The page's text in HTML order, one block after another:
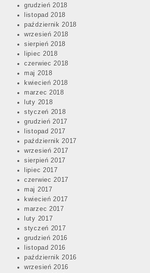
grudzień 2018
listopad 2018
październik 2018
wrzesień 2018
sierpień 2018
lipiec 2018
czerwiec 2018
maj 2018
kwiecień 2018
marzec 2018
luty 2018
styczeń 2018
grudzień 2017
listopad 2017
październik 2017
wrzesień 2017
sierpień 2017
lipiec 2017
czerwiec 2017
maj 2017
kwiecień 2017
marzec 2017
luty 2017
styczeń 2017
grudzień 2016
listopad 2016
październik 2016
wrzesień 2016